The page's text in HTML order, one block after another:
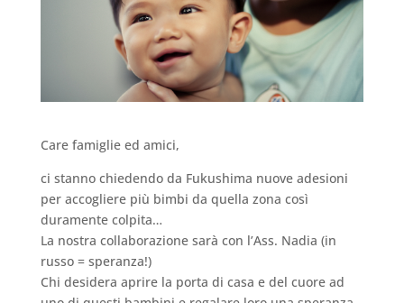
Care famiglie ed amici,
ci stanno chiedendo da Fukushima nuove adesioni
per accogliere più bimbi da quella zona così
duramente colpita…
La nostra collaborazione sarà con l’Ass. Nadia (in
russo = speranza!)
Chi desidera aprire la porta di casa e del cuore ad